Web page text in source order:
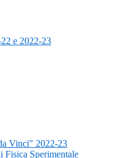
e 2022-23
Vinci" 2022-23
Fisica Sperimentale